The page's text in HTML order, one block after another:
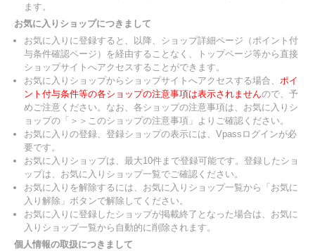
ます。
お気に入りショップにつきまして
お気に入りに登録すると、以降、ショップ詳細ページ（ポイント付
与条件確認ページ）を経由することなく、トップページ等から直接
ショップサイトへアクセスすることができます。
お気に入りショップからショップサイトへアクセスする場合、 ポイ
ント付与条件等の各ショップの注意事項は表示されませんので、予
めご注意ください。なお、各ショップの注意事項は、お気に入りシ
ョップの「＞＞このショップの注意事項」よりご確認ください。
お気に入りの登録、登録ショップの表示には、Vpassログインが必
要です。
お気に入りショップは、最大10件まで登録可能です。登録したショ
ップは、お気に入りショップ一覧でご確認ください。
お気に入りを解除するには、お気に入りショップ一覧から「お気に
入り解除」ボタンで解除してください。
お気に入りに登録したショップが掲載終了となった場合は、お気に
入りショップ一覧から自動的に削除されます。
個人情報の取扱につきまして